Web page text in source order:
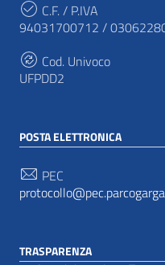
C.F. / P.IVA
94031700712 /
Cod. Univoco
UFPDD2
POSTA ELETTRONICA
PEC
TRASPARENZA